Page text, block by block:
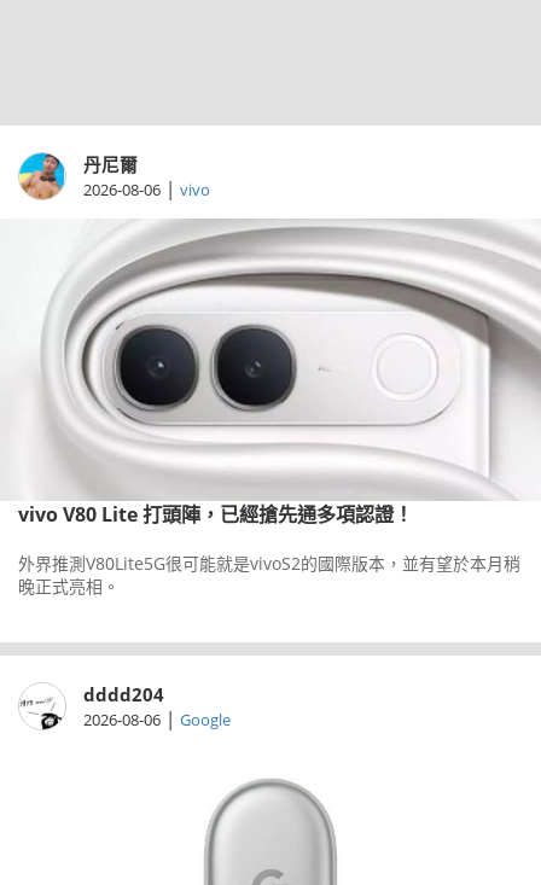
丹尼爾
2026-08-06 | vivo
vivo V80 Lite 打頭陣，已經搶先通多項認證！
外界推測V80Lite5G很可能就是vivoS2的國際版本，並有望於本月稍
晚正式亮相。
dddd204
2026-08-06 | Google